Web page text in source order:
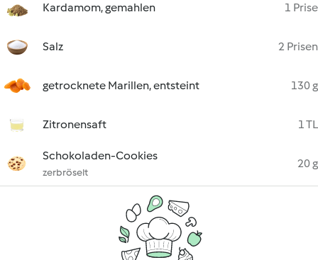
Kardamom, gemahlen 1 Prise
Salz 2 Prisen
getrocknete Marillen, entsteint 130 g
Zitronensaft 1 TL
Schokoladen-Cookies
zerbröselt
20 g